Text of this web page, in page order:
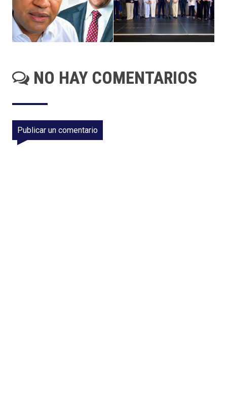
NO HAY COMENTARIOS
Publicar un comentario